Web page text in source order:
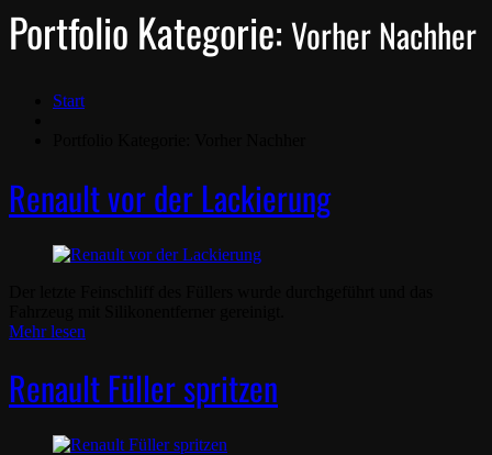
Portfolio Kategorie: Vorher Nachher
Start
Renault vor der Lackierung
Mehr lesen
Renault Füller spritzen